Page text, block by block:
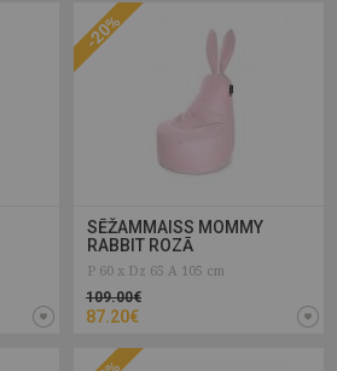
-20%
SĒŽAMMAISS MOMMY
RABBIT ROZĀ
P 60 x Dz 65 A 105 cm
109.00€
87.20€